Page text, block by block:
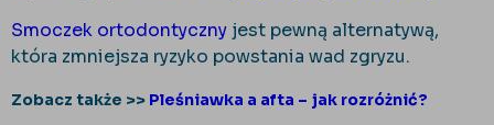
Smoczek ortodontyczny jest pewną alternatywą,
która zmniejsza ryzyko powstania wad zgryzu.
Zobacz także >> Pleśniawka a afta – jak rozróżnić?